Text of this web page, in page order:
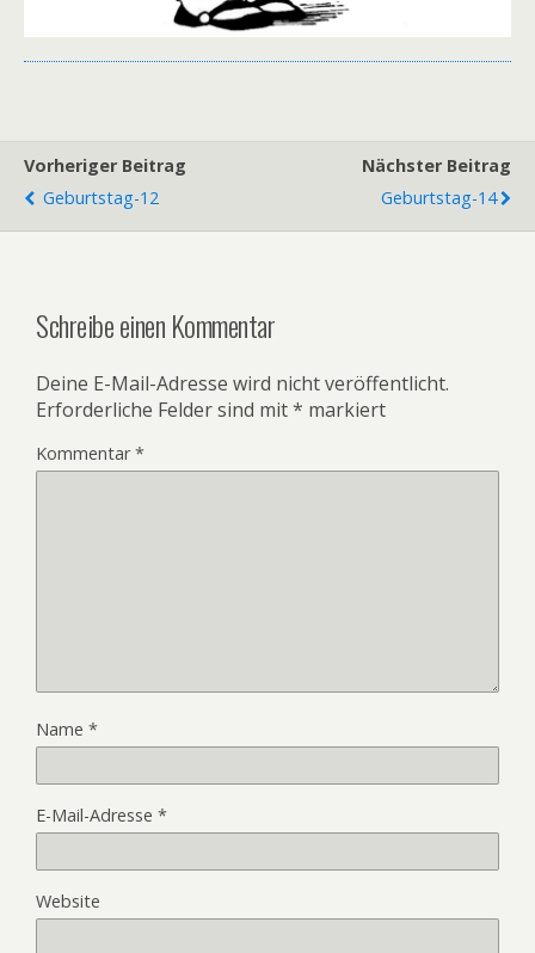
Vorheriger Beitrag
Geburtstag-12
Nächster Beitrag
Geburtstag-14
Schreibe einen Kommentar
Deine E-Mail-Adresse wird nicht veröffentlicht.
Erforderliche Felder sind mit* markiert
Kommentar*
Name *
E-Mail-Adresse *
Website